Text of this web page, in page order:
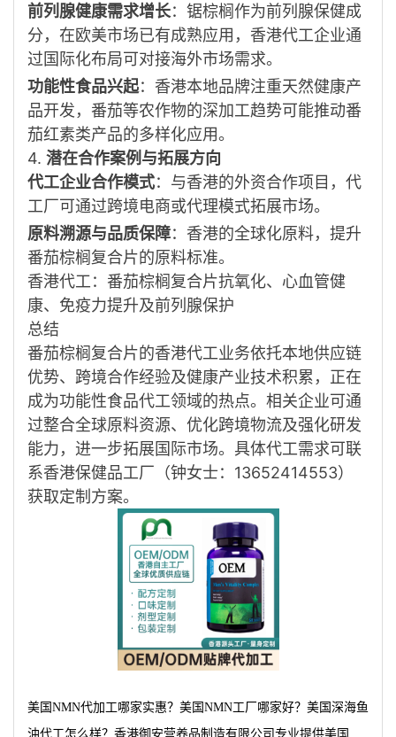
前列腺健康需求增长：锯棕榈作为前列腺保健成
分，在欧美市场已有成熟应用，香港代工企业通
过国际化布局可对接海外市场需求。
功能性食品兴起：香港本地品牌注重天然健康产
品开发，番茄等农作物的深加工趋势可能推动番
茄红素类产品的多样化应用。
4. 潜在合作案例与拓展方向
代工企业合作模式：与香港的外资合作项目，代
工厂可通过跨境电商或代理模式拓展市场。
原料溯源与品质保障：香港的全球化原料，提升
番茄棕榈复合片的原料标准。
香港代工：番茄棕榈复合片抗氧化、心血管健
康、免疫力提升及前列腺保护
总结
番茄棕榈复合片的香港代工业务依托本地供应链
优势、跨境合作经验及健康产业技术积累，正在
成为功能性食品代工领域的热点。相关企业可通
过整合全球原料资源、优化跨境物流及强化研发
能力，进一步拓展国际市场。具体代工需求可联
系香港保健品工厂（钟女士：13652414553）
获取定制方案。
美国NMN代加工哪家实惠？美国NMN工厂哪家好？美国深海鱼
油代工怎么样？香港御安营养品制造有限公司专业提供美国